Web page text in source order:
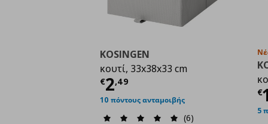
KOSINGEN
κουτί, 33x38x33 cm
€2,49
Τρέχουσα τιμή €
10 πόντους ανταμοιβής
(6)
€
5